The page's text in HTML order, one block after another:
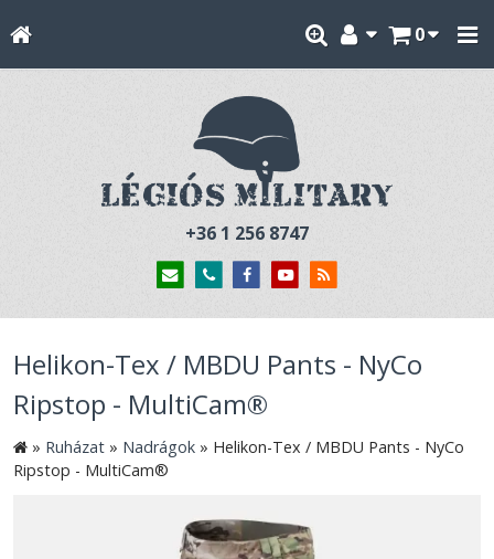
0
+36 1 256 8747
Helikon-Tex / MBDU Pants - NyCo
Ripstop - MultiCam®
» Ruházat » Nadrágok » Helikon-Tex / MBDU Pants - NyCo
Ripstop - MultiCam®